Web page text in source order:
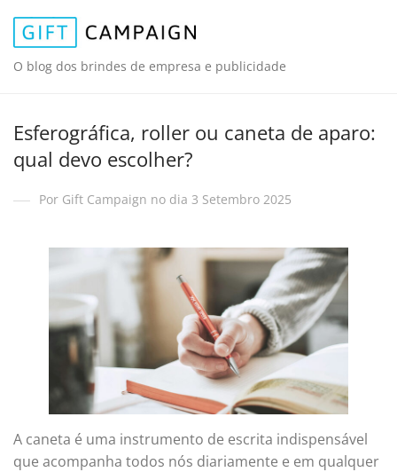
O blog dos brindes de empresa e publicidade
Esferográfica, roller ou caneta de aparo:
qual devo escolher?
Por Gift Campaign no dia 3 Setembro 2025
A caneta é uma instrumento de escrita indispensável
que acompanha todos nós diariamente e em qualquer